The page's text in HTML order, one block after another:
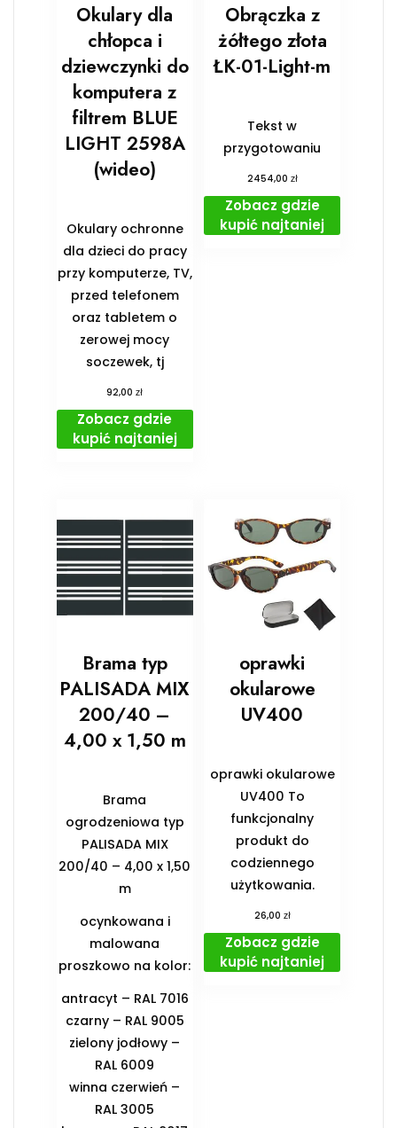
Okulary dla
chłopca i
dziewczynki do
komputera z
filtrem BLUE
LIGHT 2598A
(wideo)
Okulary ochronne
dla dzieci do pracy
przy komputerze, TV,
przed telefonem
oraz tabletem o
zerowej mocy
soczewek, tj
92,00zł
Zobacz gdzie
kupić najtaniej
Obrączka z
żółtego złota
ŁK-01-Light-m
Tekst w
przygotowaniu
2454,00 zł
Zobacz gdzie
kupić najtaniej
Brama typ
PALISADA MIX
200/40 –
4,00 x 1,50 m
Brama
ogrodzeniowa typ
PALISADA MIX
200/40 – 4,00 x 1,50
m
ocynkowana i
malowana
proszkowo na kolor:
antracyt – RAL 7016
czarny – RAL 9005
zielony jodłowy –
RAL 6009
winna czerwień –
RAL 3005
oprawki
okularowe
UV400
oprawki okularowe
UV400 To
funkcjonalny
produkt do
codziennego
użytkowania.
26,00 zł
Zobacz gdzie
kupić najtaniej